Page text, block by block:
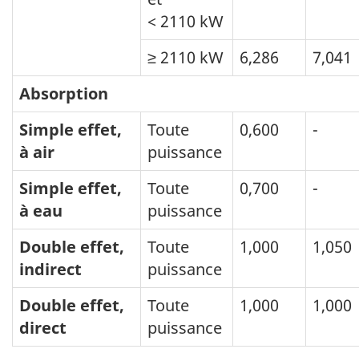
< 2110 kW
≥ 2110 kW 6,286
7,041
Absorption
Simple effet,
à air
Toute
puissance
0,600 -
Simple effet,
à eau
Toute
puissance
0,700 -
Double effet,
indirect
Toute
puissance
1,000 1,050
Double effet,
direct
Toute
puissance
1,000 1,000